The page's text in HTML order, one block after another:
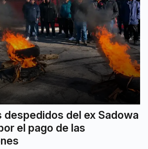
despedidos del ex Sadowa
el pago de las